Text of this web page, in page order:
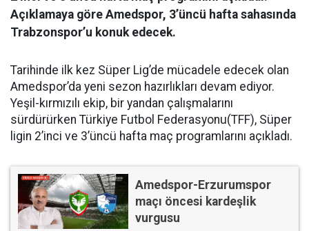
Açıklamaya göre Amedspor, 3’üncü hafta sahasında
Trabzonspor’u konuk edecek.
Tarihinde ilk kez Süper Lig’de mücadele edecek olan
Amedspor’da yeni sezon hazırlıkları devam ediyor.
Yeşil-kırmızılı ekip, bir yandan çalışmalarını
sürdürürken Türkiye Futbol Federasyonu(TFF), Süper
ligin 2’inci ve 3’üncü hafta maç programlarını açıkladı.
Amedspor-Erzurumspor
maçı öncesi kardeşlik
vurgusu